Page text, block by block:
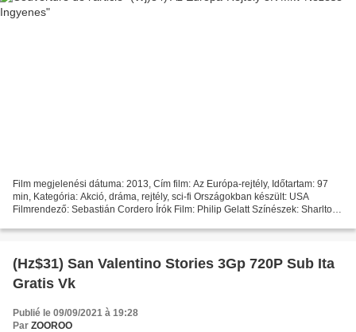
Film megjelenési dátuma: 2013, Cím film: Az Európa-rejtély, Időtartam: 97
min, Kategória: Akció, dráma, rejtély, sci-fi Országokban készült: USA
Filmrendező: Sebastián Cordero Írók Film: Philip Gelatt Színészek: Sharlto
(Hz$31) San Valentino Stories 3Gp 720P Sub Ita
Gratis Vk
Publié le 09/09/2021 à 19:28
Par ZOOROO